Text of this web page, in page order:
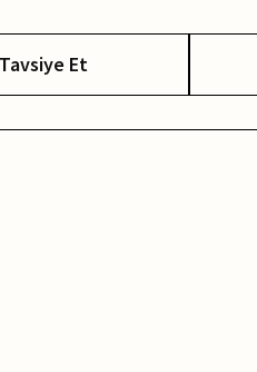
Et